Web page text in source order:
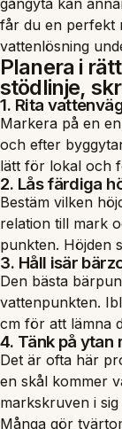
får du en perfekt
vattenlösning
Planera i
stödlinje,
1. Rita
Markera på en
och efter
lätt för lokal och
2. Lås färdiga
Bestäm vilken
relation till mark
punkten. Höjden
3. Håll isär
Den bästa
vattenpunkten.
cm för att lämna
4. Tänk på ytan
Det är ofta här
en skål kommer
markskruven i sig
Många gör